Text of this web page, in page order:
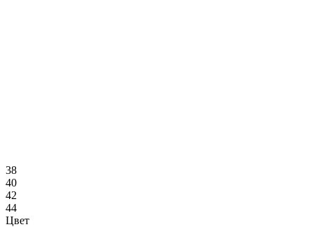
38
40
42
44
Цвет